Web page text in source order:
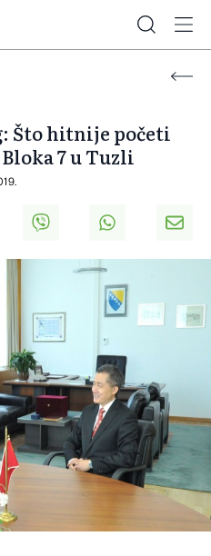
Što hitnije početi
7 u Tuzli